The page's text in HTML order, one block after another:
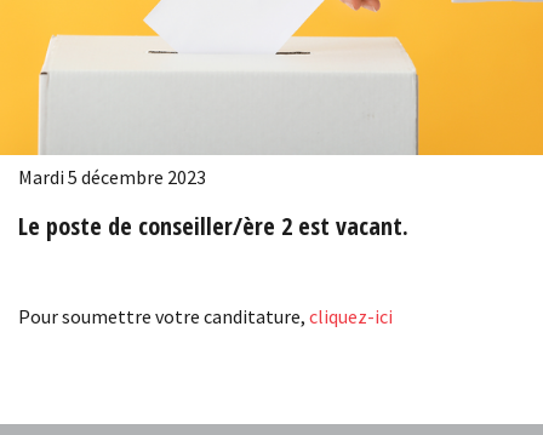
Mardi 5 décembre 2023
Le poste de conseiller/ère 2 est vacant.
Pour soumettre votre canditature, cliquez-ici